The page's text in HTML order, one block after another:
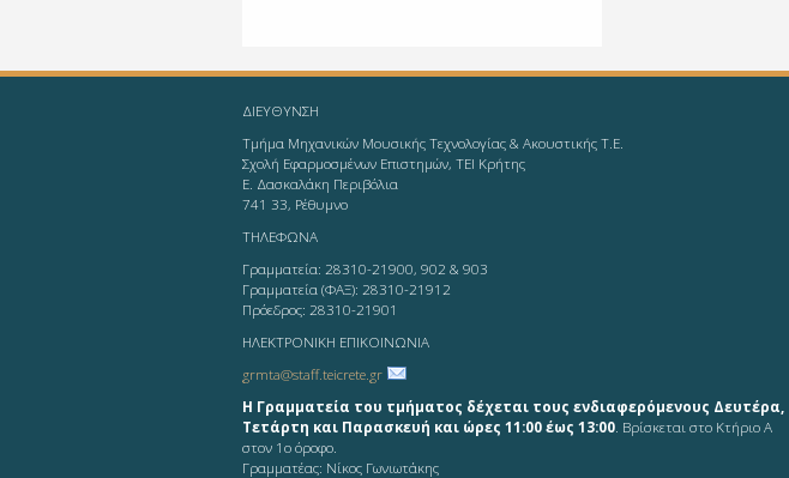
ΔΙΕΥΘΥΝΣΗ
Τμήμα Μηχανικών Μουσικής Τεχνολογίας & Ακουστικής Τ.Ε.
Σχολή Εφαρμοσμένων Επιστημών, ΤΕΙ Κρήτης
Ε. Δασκαλάκη Περιβόλια
741 33, Ρέθυμνο
ΤΗΛΕΦΩΝΑ
Γραμματεία: 28310-21900, 902 & 903
Γραμματεία (ΦΑΞ): 28310-21912
Πρόεδρος: 28310-21901
ΗΛΕΚΤΡΟΝΙΚΗ ΕΠΙΚΟΙΝΩΝΙΑ
grmta@staff.teicrete.gr
Η Γραμματεία του τμήματος δέχεται τους ενδιαφερόμενους Δευτέρα,
Τετάρτη και Παρασκευή και ώρες 11:00 έως 13:00 . Βρίσκεται στο Κτήριο Α
στον 1ο όροφο.
Γραμματέας: Νίκος Γωνιωτάκης